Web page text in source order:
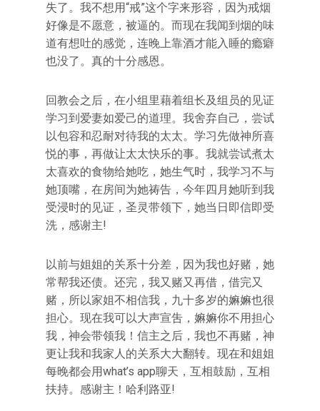
失了。我不想用“戒”这个字来形容，因为戒烟
好像是不愿意，被逼的。而现在我闻到烟的味
道有想吐的感觉，连晚上靠酒才能入睡的瘾癖
也没了。真的十分感恩。
回教会之后，在小组里藉着组长及组员的见证
学习到爱妻如爱己的道理。我舍弃自己，尝试
以包容和忍耐对待我的太太。学习先做神所喜
悦的事，再做让太太快乐的事。我就尝试煮太
太喜欢的食物给她吃，她生气时，我学习不与
她顶嘴，在房间为她祷告，今年四月她听到我
受浸时的见证，圣灵带领下，她当日即信即受
洗，感谢主!
以前与姐姐的关系十分差，因为我也好赌，她
常帮我还债。还完，我又赌又再借，借完又
赌，所以家姐不相信我，九十多岁的嫲嫲也很
担心。现在我可以大声宣吿，嫲嫲你不用担心
我，神会带领我！信主之后，我也不再赌，神
更让我和我家人的关系大大翻转。现在和姐姐
每晚都会用what’s app聊天，互相鼓励，互相
扶持。感谢主！哈利路亚!